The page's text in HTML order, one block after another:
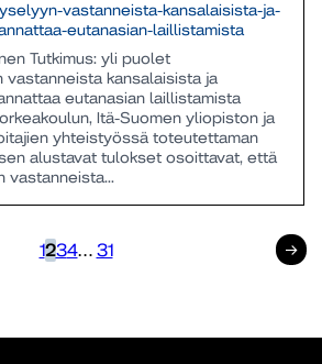
vastanneista-kansalaisista-ja-
eutanasian-laillistamista
Tutkimus: yli puolet
vastanneista kansalaisista ja
eutanasian laillistamista
Itä-Suomen yliopiston ja
yhteistyössä toteutettaman
alustavat tulokset osoittavat, että
vastanneista...
1234… 31